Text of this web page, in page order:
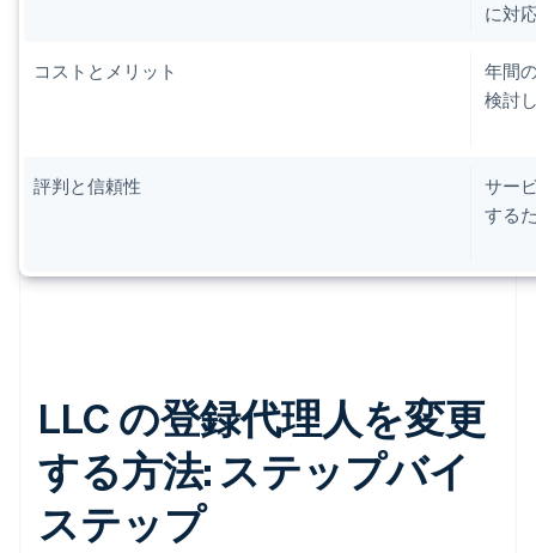
に対
コストとメリット
年間
検討
評判と信頼性
サー
する
LLC の登録代理人を変更
する方法: ステップバイ
ステップ